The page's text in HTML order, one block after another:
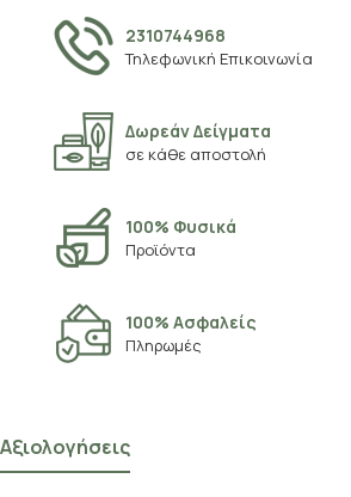
2310744968
Τηλεφωνική Επικοινωνία
Δωρεάν Δείγματα
σε κάθε αποστολή
100% Φυσικά
Προϊόντα
100% Ασφαλείς
Πληρωμές
Αξιολογήσεις